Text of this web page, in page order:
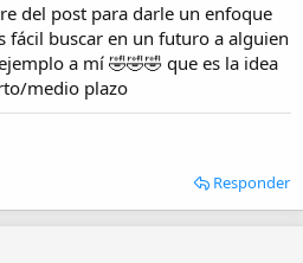
del post para darle un enfoque
fácil buscar en un futuro a alguien
a mí 🤣🤣🤣 que es la idea
medio plazo
Responder